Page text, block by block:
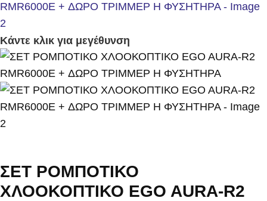
Κάντε κλικ για μεγέθυνση
ΣΕΤ ΡΟΜΠΟΤΙΚΟ
ΧΛΟΟΚΟΠΤΙΚΟ EGO AURA-R2